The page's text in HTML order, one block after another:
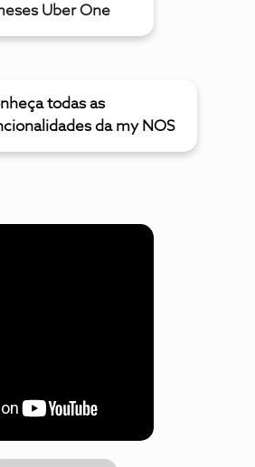
Uber One
todas as
da my NOS